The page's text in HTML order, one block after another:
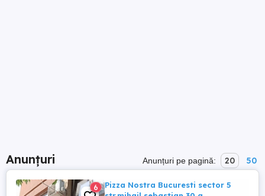
Anunțuri Anunțuri pe pagină: 20 50
6
Pizza Nostra Bucuresti sector 5